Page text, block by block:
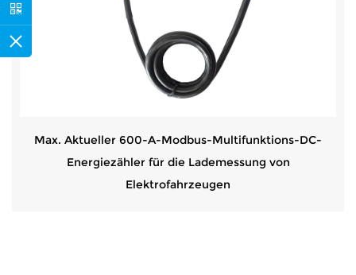
Max. Aktueller 600-A-Modbus-Multifunktions-DC-
Energiezähler für die Lademessung von
Elektrofahrzeugen